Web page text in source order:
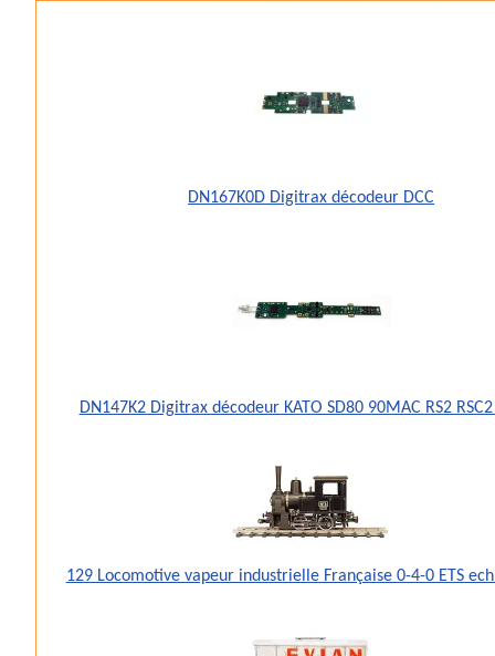
DN167K0D Digitrax décodeur DCC
DN147K2 Digitrax décodeur KATO SD80 90MAC RS2 RSC2
129 Locomotive vapeur industrielle Française 0-4-0 ETS